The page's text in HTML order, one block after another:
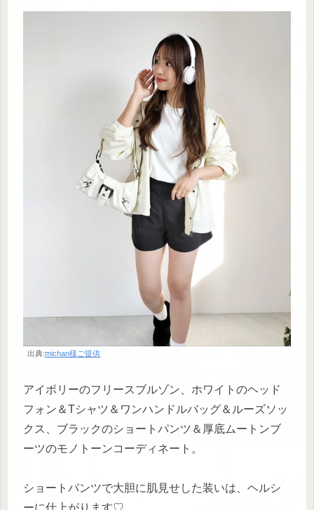
出典:michan様ご提供
アイボリーのフリースブルゾン、ホワイトのヘッド
フォン＆Tシャツ＆ワンハンドルバッグ＆ルーズソッ
クス、ブラックのショートパンツ＆厚底ムートンブ
ーツのモノトーンコーディネート。
ショートパンツで大胆に肌見せした装いは、ヘルシ